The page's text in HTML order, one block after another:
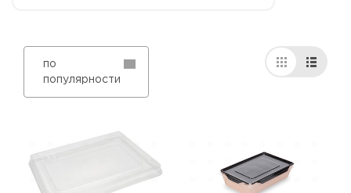
по
популярности